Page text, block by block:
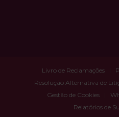
Livro de Reclamações
Resolução Alternativa de
Gestão de Cookies
Relatórios de